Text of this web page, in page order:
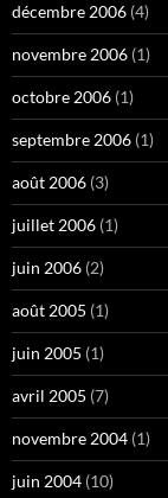
décembre 2006 (4)
novembre 2006 (1)
octobre 2006 (1)
septembre 2006 (1)
août 2006 (3)
juillet 2006 (1)
juin 2006 (2)
août 2005 (1)
juin 2005 (1)
avril 2005 (7)
novembre 2004 (1)
juin 2004 (10)